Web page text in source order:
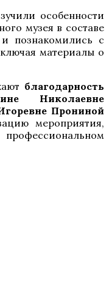
особенности
музея в составе
познакомились с
материалы о
благодарность
Николаевне
Прониной
мероприятия,